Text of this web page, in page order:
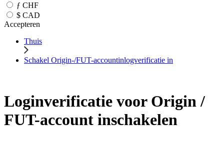
ƒ CHF
$ CAD
Accepteren
Thuis
Schakel Origin-/FUT-accountinlogverificatie in
Loginverificatie voor Origin /
FUT-account inschakelen